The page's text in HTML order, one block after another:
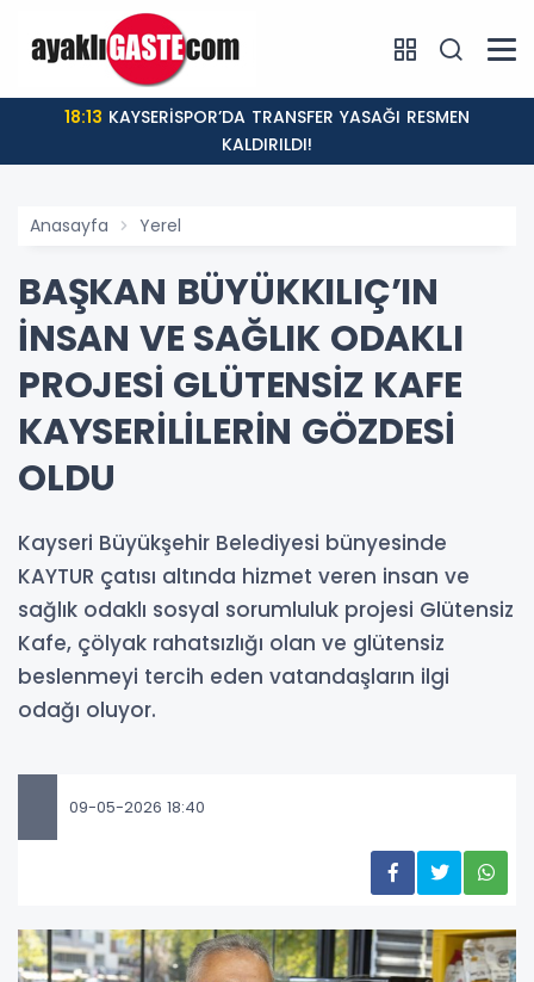
18:13
KALDIRILDI!
Anasayfa Yerel
BAŞKAN BÜYÜKKILIÇ’IN
İNSAN VE SAĞLIK ODAKLI
PROJESİ GLÜTENSİZ KAFE
KAYSERİLİLERİN GÖZDESİ
OLDU
Kayseri Büyükşehir Belediyesi bünyesinde
KAYTUR çatısı altında hizmet veren insan ve
sağlık odaklı sosyal sorumluluk projesi Glütensiz
Kafe, çölyak rahatsızlığı olan ve glütensiz
beslenmeyi tercih eden vatandaşların ilgi
odağı oluyor.
09-05-2026 18:40